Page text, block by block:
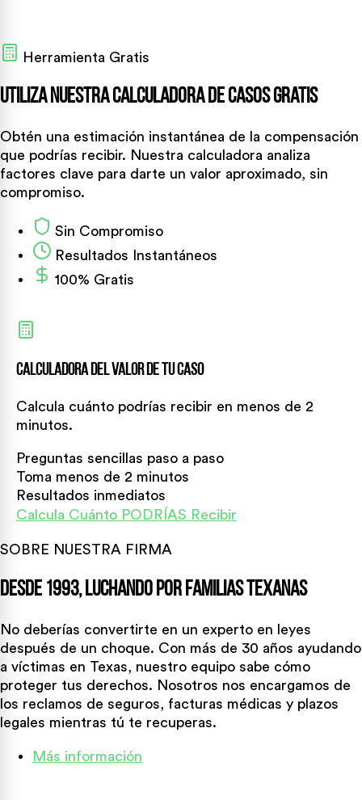
Herramienta Gratis
Utiliza Nuestra Calculadora de Casos Gratis
Obtén una estimación instantánea de la compensación
que podrías recibir. Nuestra calculadora analiza
factores clave para darte un valor aproximado, sin
compromiso.
Sin Compromiso
Resultados Instantáneos
100% Gratis
Calculadora del Valor de tu Caso
Calcula cuánto podrías recibir en menos de 2
minutos.
Preguntas sencillas paso a paso
Toma menos de 2 minutos
Resultados inmediatos
Calcula Cuánto PODRÍAS Recibir
SOBRE NUESTRA FIRMA
Desde 1993, Luchando Por Familias Texanas
No deberías convertirte en un experto en leyes
después de un choque. Con más de 30 años ayudando
a víctimas en Texas, nuestro equipo sabe cómo
proteger tus derechos. Nosotros nos encargamos de
los reclamos de seguros, facturas médicas y plazos
legales mientras tú te recuperas.
Más información